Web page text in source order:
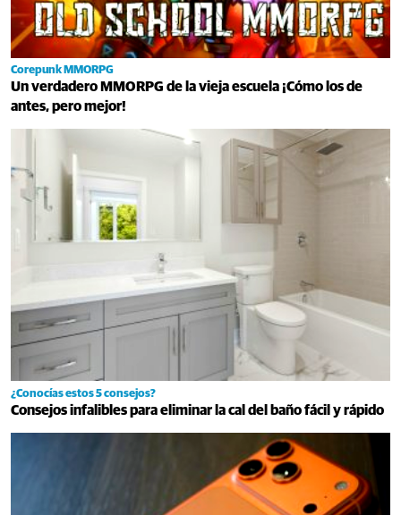
Corepunk MMORPG
Un verdadero MMORPG de la vieja escuela ¡Cómo los de
antes, pero mejor!
¿Conocías estos 5 consejos?
Consejos infalibles para eliminar la cal del baño fácil y rápido